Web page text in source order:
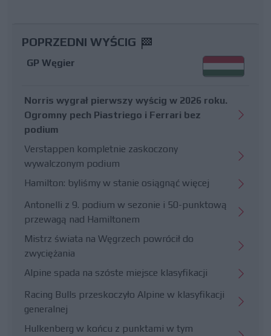
POPRZEDNI WYŚCIG
GP Węgier
Norris wygrał pierwszy wyścig w 2026 roku.
Ogromny pech Piastriego i Ferrari bez
podium
Verstappen kompletnie zaskoczony
wywalczonym podium
Hamilton: byliśmy w stanie osiągnąć więcej
Antonelli z 9. podium w sezonie i 50-punktową
przewagą nad Hamiltonem
Mistrz świata na Węgrzech powrócił do
zwyciężania
Alpine spada na szóste miejsce klasyfikacji
Racing Bulls przeskoczyło Alpine w klasyfikacji
generalnej
Hulkenberg w końcu z punktami w tym